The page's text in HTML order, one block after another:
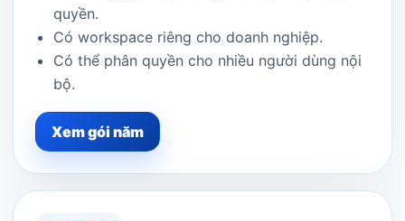
quyền.
Có workspace riêng cho doanh nghiệp.
Có thể phân quyền cho nhiều người dùng nội
bộ.
Xem gói năm